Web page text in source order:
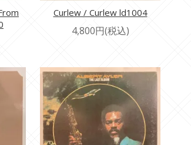
Curlew / Curlew ld1004
4,800円(税込)